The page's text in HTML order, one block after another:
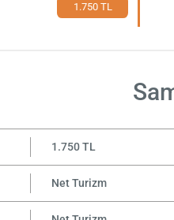
1.750 TL
1.750 TL
Net Turizm